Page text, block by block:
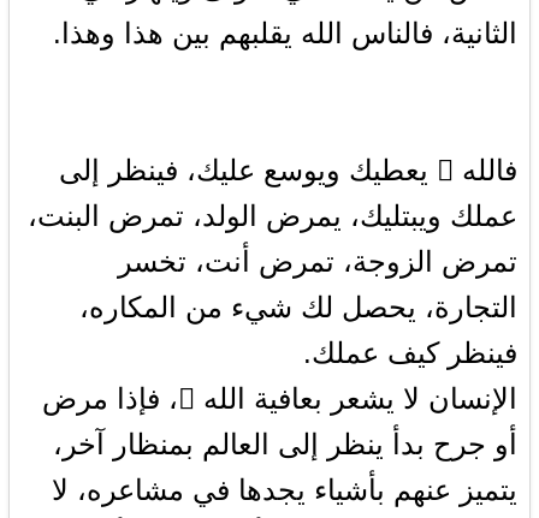
الثانية، فالناس الله يقلبهم بين هذا وهذا.
فالله  يعطيك ويوسع عليك، فينظر إلى
عملك ويبتليك، يمرض الولد، تمرض البنت،
تمرض الزوجة، تمرض أنت، تخسر
التجارة، يحصل لك شيء من المكاره،
فينظر كيف عملك.
الإنسان لا يشعر بعافية الله ، فإذا مرض
أو جرح بدأ ينظر إلى العالم بمنظار آخر،
يتميز عنهم بأشياء يجدها في مشاعره، لا